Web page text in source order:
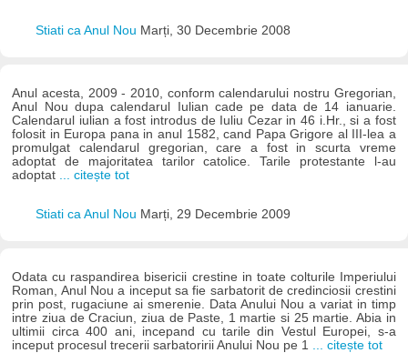
Stiati ca Anul Nou Marți, 30 Decembrie 2008
Anul acesta, 2009 - 2010, conform calendarului nostru Gregorian,
Anul Nou dupa calendarul Iulian cade pe data de 14 ianuarie.
Calendarul iulian a fost introdus de Iuliu Cezar in 46 i.Hr., si a fost
folosit in Europa pana in anul 1582, cand Papa Grigore al III-lea a
promulgat calendarul gregorian, care a fost in scurta vreme
adoptat de majoritatea tarilor catolice. Tarile protestante l-au
adoptat ... citește tot
Stiati ca Anul Nou Marți, 29 Decembrie 2009
Odata cu raspandirea bisericii crestine in toate colturile Imperiului
Roman, Anul Nou a inceput sa fie sarbatorit de credinciosii crestini
prin post, rugaciune ai smerenie. Data Anului Nou a variat in timp
intre ziua de Craciun, ziua de Paste, 1 martie si 25 martie. Abia in
ultimii circa 400 ani, incepand cu tarile din Vestul Europei, s-a
inceput procesul trecerii sarbatoririi Anului Nou pe 1 ... citește tot